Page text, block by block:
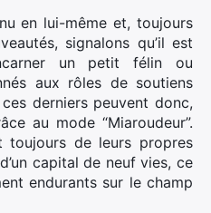
en lui-même et, toujours
signalons qu’il est
un petit félin ou
aux rôles de soutiens
derniers peuvent donc,
au mode “Miaroudeur”.
toujours de leurs propres
capital de neuf vies, ce
endurants sur le champ